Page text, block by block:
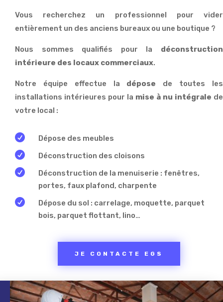
Vous recherchez un professionnel pour vider
entièrement un des anciens bureaux ou une boutique ?
Nous sommes qualifiés pour la déconstruction
intérieure des locaux commerciaux.
Notre équipe effectue la dépose de toutes les
installations intérieures pour la mise à nu intégrale de
votre local :
 Dépose des meubles
 Déconstruction des cloisons

Déconstruction de la menuiserie : fenêtres,
portes, faux plafond, charpente

Dépose du sol : carrelage, moquette, parquet
bois, parquet flottant, lino…
JE CONTACTE EGS